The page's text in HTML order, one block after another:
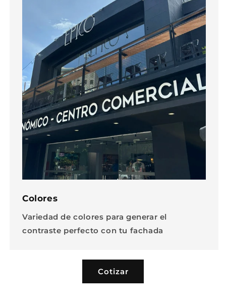
Colores
Variedad de colores para generar el
contraste perfecto con tu fachada
Cotizar